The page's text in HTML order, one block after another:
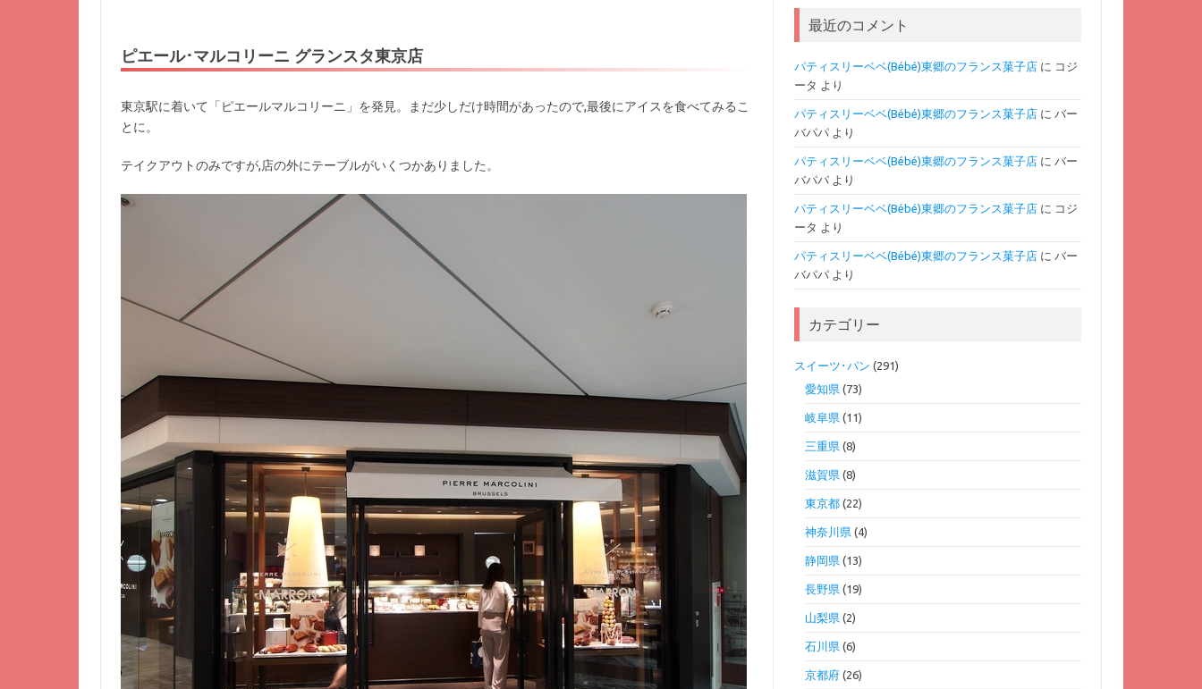
ピエール･マルコリーニ グランスタ東京店
東京駅に着いて「ピエールマルコリーニ」を発見。まだ少しだけ時間があったので,最後にアイスを食べてみるこ
とに。
テイクアウトのみですが,店の外にテーブルがいくつかありました。
最近のコメント
パティスリーベベ(Bébé)東郷のフランス菓子店に コジ
ータ より
パティスリーベベ(Bébé)東郷のフランス菓子店に バー
バパパより
パティスリーベベ(Bébé)東郷のフランス菓子店に バー
バパパより
パティスリーベベ(Bébé)東郷のフランス菓子店に コジ
ータ より
パティスリーベベ(Bébé)東郷のフランス菓子店に バー
バパパより
カテゴリー
スイーツ･パン (291)
愛知県(73)
岐阜県(11)
三重県(8)
滋賀県(8)
東京都(22)
神奈川県(4)
静岡県(13)
長野県(19)
山梨県(2)
石川県(6)
京都府(26)